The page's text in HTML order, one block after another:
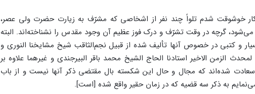
خوشوقت شدم تلواً چند نفر از اشخاصى که مشرّف به زیارت حضرت ولى عصر،
مى‌‌شود، گرچه در وقت تشرّف و درک فوز عظیم آن وجود مقدس را نشناخته‌‌اند. البته
و کتبى در خصوص آنها تألیف شده از قبیل نجم‌‌الثاقب شیخ مشایخنا النورى و
الزمن الاخیر استادنا الحاج الشیخ محمد باقر البیرجندى و غیرهما علاوه بر
سعادت شده‌‌اند که مجال و حال این شکسته بال مقتضى ذکر آنها نیست و از باب
مى‌‌نمایم به ذکر سه قضیه که در زمان حقیر واقع شده [است].